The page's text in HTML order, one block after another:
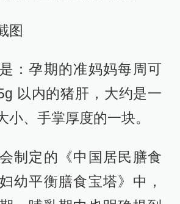
图
：孕期的准妈妈每周可
以内的猪肝，大约是一
小、手掌厚度的一块。
制定的《中国居民膳食
幼平衡膳食宝塔》中，